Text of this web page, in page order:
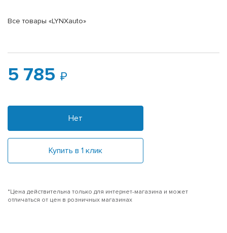
Все товары «LYNXauto»
5 785
Нет
Купить в 1 клик
*Цена действительна только для интернет-магазина и может
отличаться от цен в розничных магазинах